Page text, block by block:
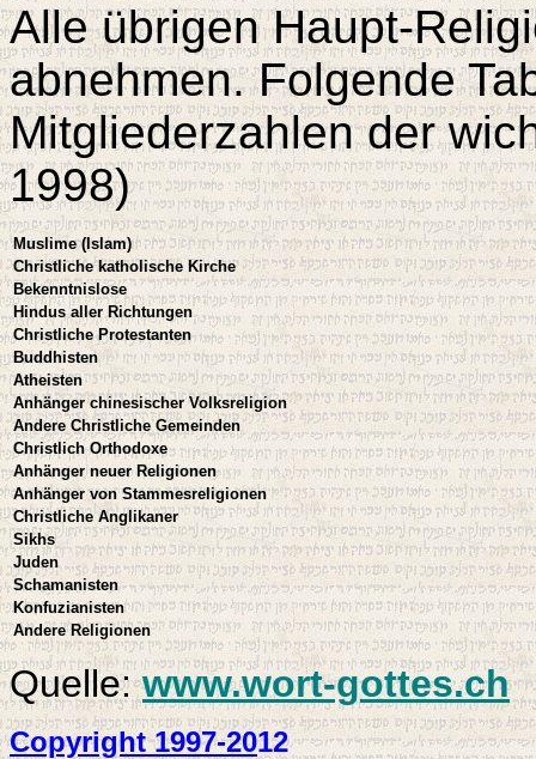
Alle übrigen Haupt-
abnehmen. Folgende
Mitgliederzahlen der
1998)
Muslime (Islam)
Christliche katholische Kirche
Bekenntnislose
Hindus aller Richtungen
Christliche Protestanten
Buddhisten
Atheisten
Anhänger chinesischer Volksreligion
Andere Christliche Gemeinden
Christlich Orthodoxe
Anhänger neuer Religionen
Anhänger von Stammesreligionen
Christliche Anglikaner
Sikhs
Juden
Schamanisten
Konfuzianisten
Andere Religionen
Quelle:www.wort-gottes.ch
Copyright 1997-2012